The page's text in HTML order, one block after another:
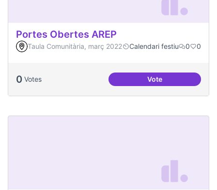
Portes Obertes AREP
Taula Comunitària, març 2022 Calendari festiu 0 0
0 Votes VotePortes Obertes